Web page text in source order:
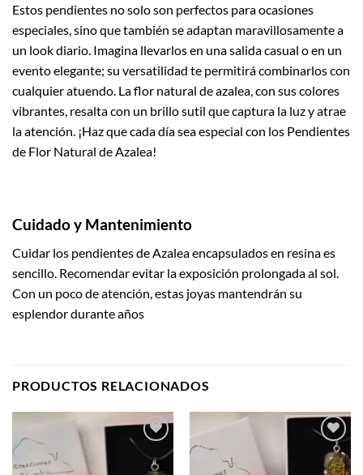
Estos pendientes no solo son perfectos para ocasiones
especiales, sino que también se adaptan maravillosamente a
un look diario. Imagina llevarlos en una salida casual o en un
evento elegante; su versatilidad te permitirá combinarlos con
cualquier atuendo. La flor natural de azalea, con sus colores
vibrantes, resalta con un brillo sutil que captura la luz y atrae
la atención. ¡Haz que cada día sea especial con los Pendientes
de Flor Natural de Azalea!
Cuidado y Mantenimiento
Cuidar los pendientes de Azalea encapsulados en resina es
sencillo. Recomendar evitar la exposición prolongada al sol.
Con un poco de atención, estas joyas mantendrán su
esplendor durante años
PRODUCTOS RELACIONADOS
a la
Añadir
a la